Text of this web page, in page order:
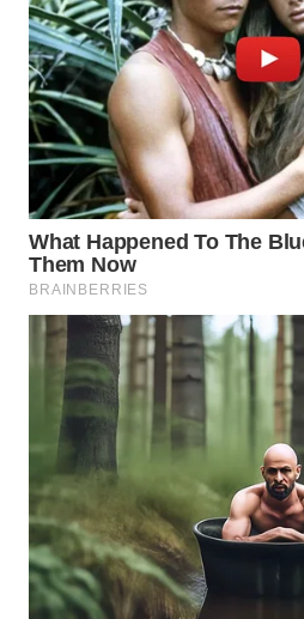
WN
NATUNA
WN
BINTAN
WN
MANDALIKA
WN
LIKUPANG
WN
LABUANBAJO
WN
BORNEO
Wahana
Media
Group